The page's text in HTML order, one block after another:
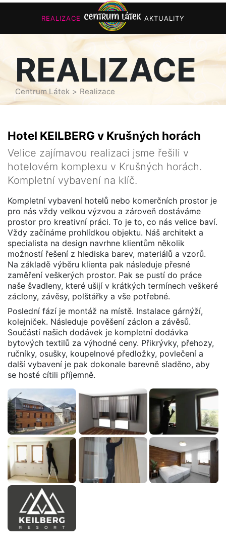
REALIZACE AKTUALITY
REALIZACE
Centrum Látek Realizace
Hotel KEILBERG v Krušných horách
Velice zajímavou realizaci jsme řešili v
hotelovém komplexu v Krušných horách.
Kompletní vybavení na klíč.
Kompletní vybavení hotelů nebo komerčních prostor je
pro nás vždy velkou výzvou a zároveň dostáváme
prostor pro kreativní práci. To je to, co nás velice baví.
Vždy začínáme prohlídkou objektu. Náš architekt a
specialista na design navrhne klientům několik
možností řešení z hlediska barev, materiálů a vzorů.
Na základě výběru klienta pak následuje přesné
zaměření veškerých prostor. Pak se pustí do práce
naše švadleny, které ušijí v krátkých termínech veškeré
záclony, závěsy, polštářky a vše potřebné.
Poslední fází je montáž na místě. Instalace gárnýží,
kolejniček. Následuje pověšení záclon a závěsů.
Součástí našich dodávek je kompletní dodávka
bytových textilů za výhodné ceny. Přikrývky, přehozy,
ručníky, osušky, koupelnové předložky, povlečení a
další vybavení je pak dokonale barevně sladěno, aby
se hosté cítili příjemně.